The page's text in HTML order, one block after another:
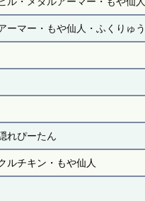
ーマー・もや仙人・ふくりゅう
れぴーたん
ルチキン・もや仙人